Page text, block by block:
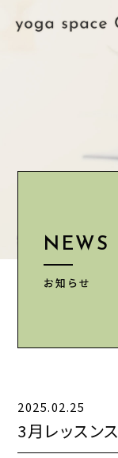
NEWS
お知らせ
2025.02.25
3月レッスン